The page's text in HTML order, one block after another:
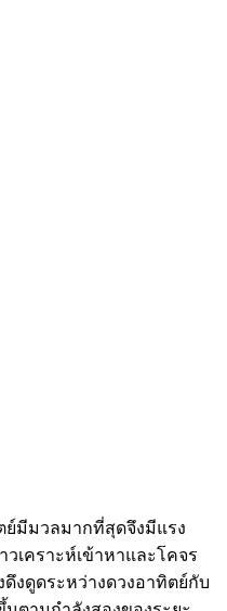
ย์มีมวลมากที่สุดจึงมีแรง
เคราะห์เข้าหาและโคจร
งดูดระหว่างดวงอาทิตย์กับ